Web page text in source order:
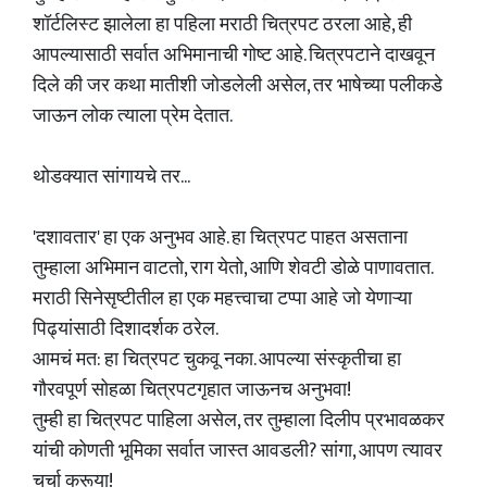
शॉर्टलिस्ट झालेला हा पहिला मराठी चित्रपट ठरला आहे, ही
आपल्यासाठी सर्वात अभिमानाची गोष्ट आहे. चित्रपटाने दाखवून
दिले की जर कथा मातीशी जोडलेली असेल, तर भाषेच्या पलीकडे
जाऊन लोक त्याला प्रेम देतात.
थोडक्यात सांगायचे तर...
'दशावतार' हा एक अनुभव आहे. हा चित्रपट पाहत असताना
तुम्हाला अभिमान वाटतो, राग येतो, आणि शेवटी डोळे पाणावतात.
मराठी सिनेसृष्टीतील हा एक महत्त्वाचा टप्पा आहे जो येणाऱ्या
पिढ्यांसाठी दिशादर्शक ठरेल.
आमचं मत: हा चित्रपट चुकवू नका. आपल्या संस्कृतीचा हा
गौरवपूर्ण सोहळा चित्रपटगृहात जाऊनच अनुभवा!
तुम्ही हा चित्रपट पाहिला असेल, तर तुम्हाला दिलीप प्रभावळकर
यांची कोणती भूमिका सर्वात जास्त आवडली? सांगा, आपण त्यावर
चर्चा करूया!